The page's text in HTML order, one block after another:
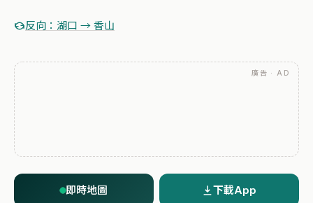
反向：湖口 → 香山
廣告 · AD
即時地圖 下載App